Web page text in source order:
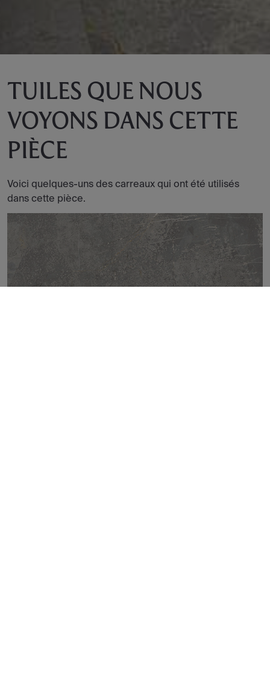
TUILES QUE NOUS
VOYONS DANS CETTE
PIÈCE
Voici quelques-uns des carreaux qui ont été utilisés
dans cette pièce.